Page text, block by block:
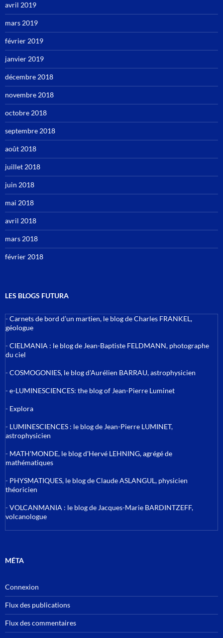
avril 2019
mars 2019
février 2019
janvier 2019
décembre 2018
novembre 2018
octobre 2018
septembre 2018
août 2018
juillet 2018
juin 2018
mai 2018
avril 2018
mars 2018
février 2018
LES BLOGS FUTURA
-Carnets de bord d’un martien, le blog de Charles FRANKEL,
géologue
-CIELMANIA : le blog de Jean-Baptiste FELDMANN, photographe
du ciel
-COSMOGONIES, le blog d'Aurélien BARRAU, astrophysicien
-e-LUMINESCIENCES: the blog of Jean-Pierre Luminet
- Explora
- LUMINESCIENCES : le blog de Jean-Pierre LUMINET,
astrophysicien
- MATH'MONDE, le blog d'Hervé LEHNING, agrégé de
mathématiques
- PHYSMATIQUES, le blog de Claude ASLANGUL, physicien
théoricien
-VOLCANMANIA : le blog de Jacques-Marie BARDINTZEFF,
volcanologue
MÉTA
Connexion
Flux des publications
Flux des commentaires